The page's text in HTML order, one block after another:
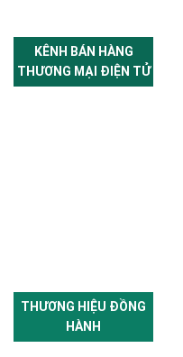
KÊNH BÁN HÀNG
THƯƠNG MẠI ĐIỆN TỬ
THƯƠNG HIỆU ĐỒNG
HÀNH